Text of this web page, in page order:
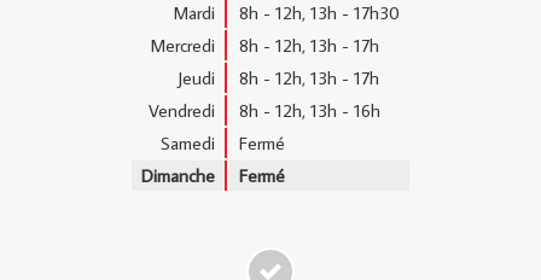
Mardi
8h - 12h, 13h - 17h30
Mercredi
8h - 12h, 13h - 17h
Jeudi
8h - 12h, 13h - 17h
Vendredi
8h - 12h, 13h - 16h
Samedi
Fermé
Dimanche
Fermé